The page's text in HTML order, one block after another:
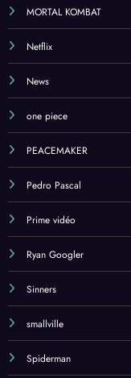
MORTAL KOMBAT
Netflix
News
one piece
PEACEMAKER
Pedro Pascal
Prime vidéo
Ryan Googler
Sinners
smallville
Spiderman